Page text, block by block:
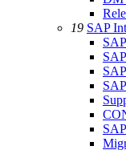
19 SAP